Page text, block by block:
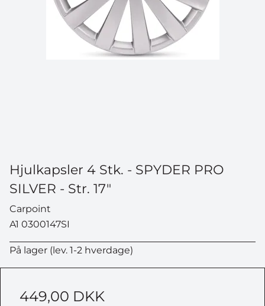
Hjulkapsler 4 Stk. - SPYDER PRO
SILVER - Str. 17"
Carpoint
A1 0300147SI
På lager (lev. 1-2 hverdage)
449,00 DKK